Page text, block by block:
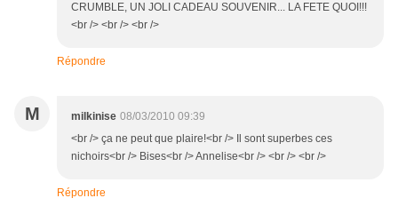
CRUMBLE, UN JOLI CADEAU SOUVENIR... LA FETE QUOI!!!
<br /> <br /> <br />
Répondre
M milkinise 08/03/2010 09:39
<br /> ça ne peut que plaire!<br /> Il sont superbes ces
nichoirs<br /> Bises<br /> Annelise<br /> <br /> <br />
Répondre